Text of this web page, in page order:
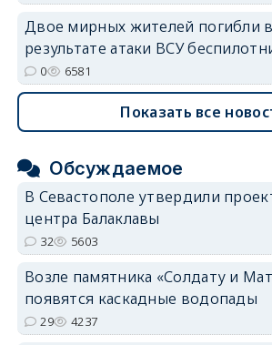
Двое мирных жителей погибли
результате атаки ВСУ
0 6581
Показать все
Обсуждаемое
В Севастополе утвердили
центра Балаклавы
32 5603
Возле памятника «Солдату и
появятся каскадные водопады
29 4237